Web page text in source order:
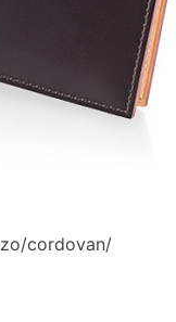
cordovan/